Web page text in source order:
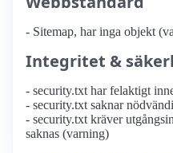
- Sitemap, har inga objekt
Integritet &
- security.txt har felaktigt
- security.txt saknar
- security.txt kräver
saknas (varning)